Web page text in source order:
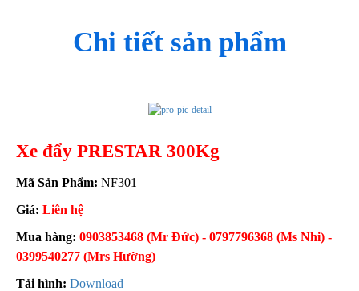
Chi tiết sản phẩm
Xe đẩy PRESTAR 300Kg
Mã Sản Phẩm: NF301
Giá: Liên hệ
Mua hàng: 0903853468 (Mr Đức) - 0797796368 (Ms Nhi) -
0399540277 (Mrs Hường)
Tải hình: Download